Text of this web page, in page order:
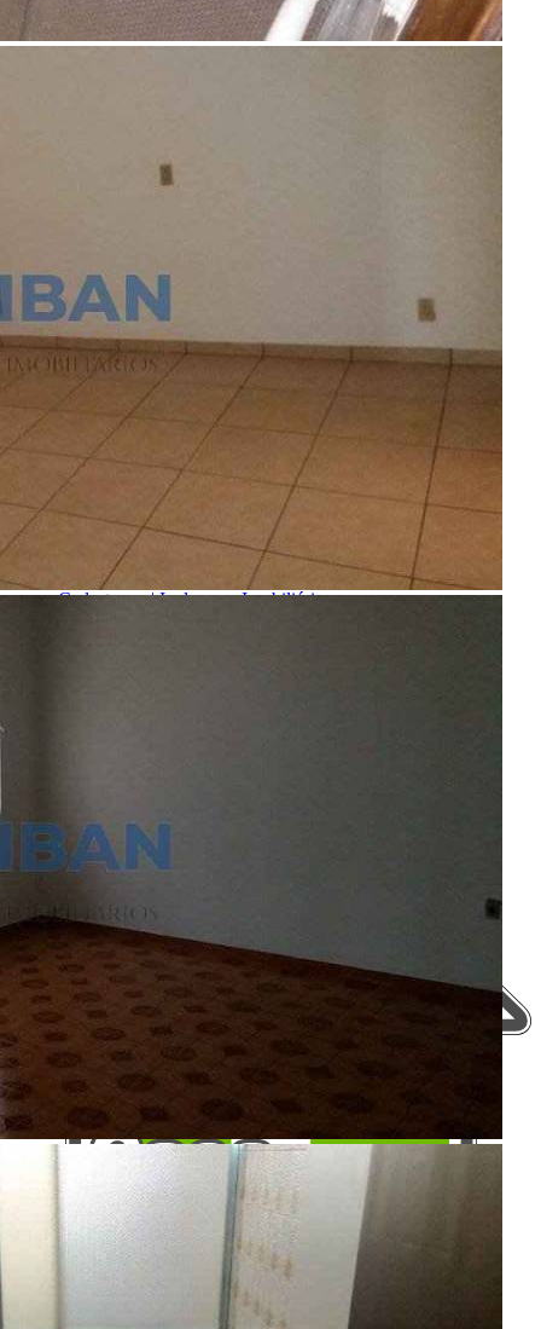
Encontre um Imóvel
Imóveis à Venda
Imóveis para Alugar
Imóveis de Temporada
Imóveis Adicionados Recentemente
Imóveis que Aceitam Financiamento
Imobiliárias e Corretores
Entre em Contato
Sobre o Portal
Anuncie seu Imóvel
Cadastre-se | Inclua sua Imobiliária